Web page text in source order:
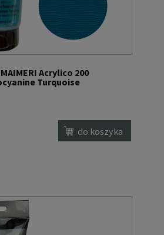
Acrylico 200
Turquoise
do koszyka